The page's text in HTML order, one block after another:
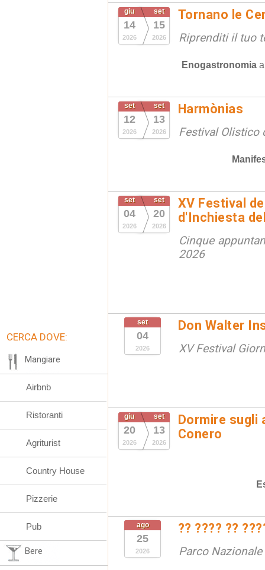
giu
14
2026
set
15
2026
Tornano le
Riprenditi il tuo
Enogastronomia
set
12
2026
set
13
2026
Harmònias
Festival Olistico
set
04
2026
set
20
2026
XV Festival
d'Inchiesta
Cinque
2026
set
04
2026
Don Walter
XV Festival
giu
20
2026
set
13
2026
Dormire sugli
Conero
ago
25
2026
?? ???? ??
Parco
CERCA DOVE:
Mangiare
Airbnb
Ristoranti
Agriturist
Country House
Pizzerie
Pub
Bere